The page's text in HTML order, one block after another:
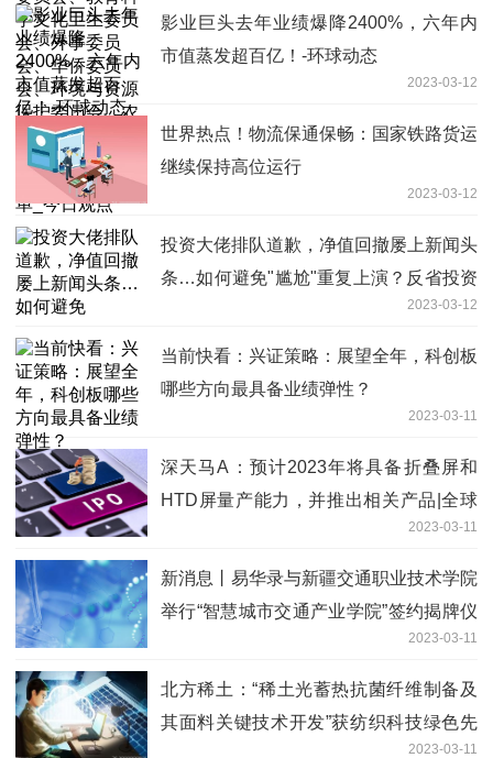
会、环境与资源保护委员会、农业与农村
委员会、社会建设委员会组成人员名单_
影业巨头去年业绩爆降2400%，六年内
市值蒸发超百亿！-环球动态
2023-03-12
世界热点！物流保通保畅：国家铁路货运
继续保持高位运行
2023-03-12
投资大佬排队道歉，净值回撤屡上新闻头
条…如何避免"尴尬"重复上演？反省投资
2023-03-12
当前快看：兴证策略：展望全年，科创板
哪些方向最具备业绩弹性？
2023-03-11
深天马A：预计2023年将具备折叠屏和
HTD屏量产能力，并推出相关产品|全球
2023-03-11
新消息丨易华录与新疆交通职业技术学院
举行“智慧城市交通产业学院”签约揭牌仪
2023-03-11
北方稀土：“稀土光蓄热抗菌纤维制备及
其面料关键技术开发”获纺织科技绿色先
2023-03-11